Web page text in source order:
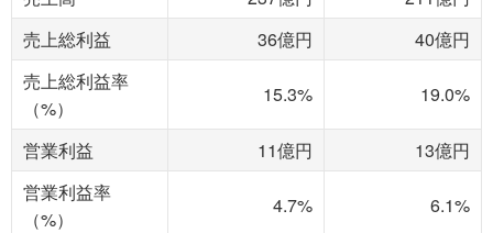
売上総利益
36億円
40億円
売上総利益率
（%）
15.3% 19.0%
営業利益 11億円
13億円
営業利益率
（%）
4.7% 6.1%